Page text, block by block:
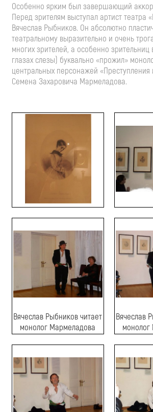
Особенно ярким был завершающий
Перед зрителям выступал артист театра
Вячеслав Рыбников. Он абсолютно
театральному выразительно и очень
многих зрителей, а особенно зрительниц
глазах слезы) буквально «прожил»
центральных персонажей «Преступления
Семена Захаровича Мармеладова.
Вячеслав Рыбников читает
монолог Мармеладова
Вячеслав